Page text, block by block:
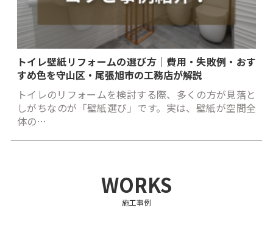
トイレ壁紙リフォームの選び方｜費用・失敗例・おす
すめ色を守山区・尾張旭市の工務店が解説
トイレのリフォームを検討する際、多くの方が見落と
しがちなのが「壁紙選び」です。実は、壁紙が空間全
体の…
WORKS
施工事例